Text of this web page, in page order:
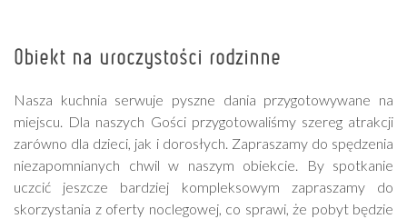
Obiekt na uroczystości rodzinne
Nasza kuchnia serwuje pyszne dania przygotowywane na
miejscu. Dla naszych Gości przygotowaliśmy szereg atrakcji
zarówno dla dzieci, jak i dorosłych. Zapraszamy do spędzenia
niezapomnianych chwil w naszym obiekcie. By spotkanie
uczcić jeszcze bardziej kompleksowym zapraszamy do
skorzystania z oferty noclegowej, co sprawi, że pobyt będzie